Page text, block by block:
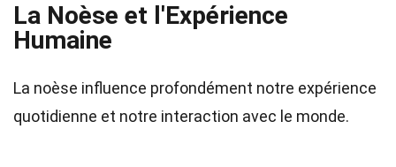
La Noèse et l'Expérience
Humaine
La noèse influence profondément notre expérience
quotidienne et notre interaction avec le monde.